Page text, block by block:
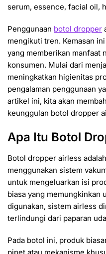
serum, essence, facial oil,
Penggunaan botol dropper
mengikuti tren. Kemasan
yang memberikan manfaat
konsumen. Mulai dari
meningkatkan higienitas
pengalaman penggunaan
artikel ini, kita akan
keunggulan botol dropper
Apa Itu Botol
Botol dropper airless
menggunakan sistem
untuk mengeluarkan isi
biasa yang memungkinkan
digunakan, sistem airless
terlindungi dari paparan
Pada botol ini, produk